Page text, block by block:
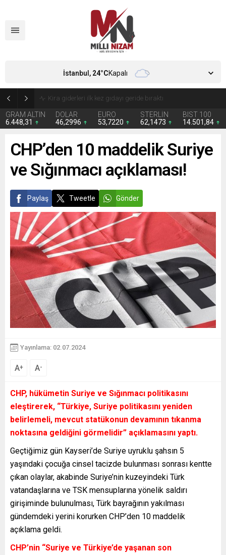
Kira giderleri ilk kez gıdayı geride bıraktı
GRAM ALTIN
6.448,31
DOLAR
46,2996
EURO
53,7220
STERLİN
62,1473
BIST 100
14.501,84
İstanbul, 24°CKapalı
CHP’den 10 maddelik Suriye
ve Sığınmacı açıklaması!
Paylaş Tweetle Gönder
Yayınlama: 02.07.2024
A+ A-
CHP, hükümetin Suriye ve Sığınmacı politikasını
eleştirerek, “Türkiye, Suriye politikasını yeniden
belirlemeli, mevcut statükonun devamının tıkanma
noktasına geldiğini görmelidir” açıklamasını yaptı.
Geçtiğimiz gün Kayseri’de Suriye uyruklu şahsın 5
yaşındaki çocuğa cinsel tacizde bulunması sonrası kentte
çıkan olaylar, akabinde Suriye’nin kuzeyindeki Türk
vatandaşlarına ve TSK mensuplarına yönelik saldırı
girişiminde bulunulması, Türk bayrağının yakılması
gündemdeki yerini korurken CHP’den 10 maddelik
açıklama geldi.
CHP’nin “Suriye ve Türkiye’de yaşanan son